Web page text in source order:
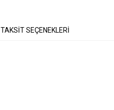
TAKSİT SEÇENEKLERİ